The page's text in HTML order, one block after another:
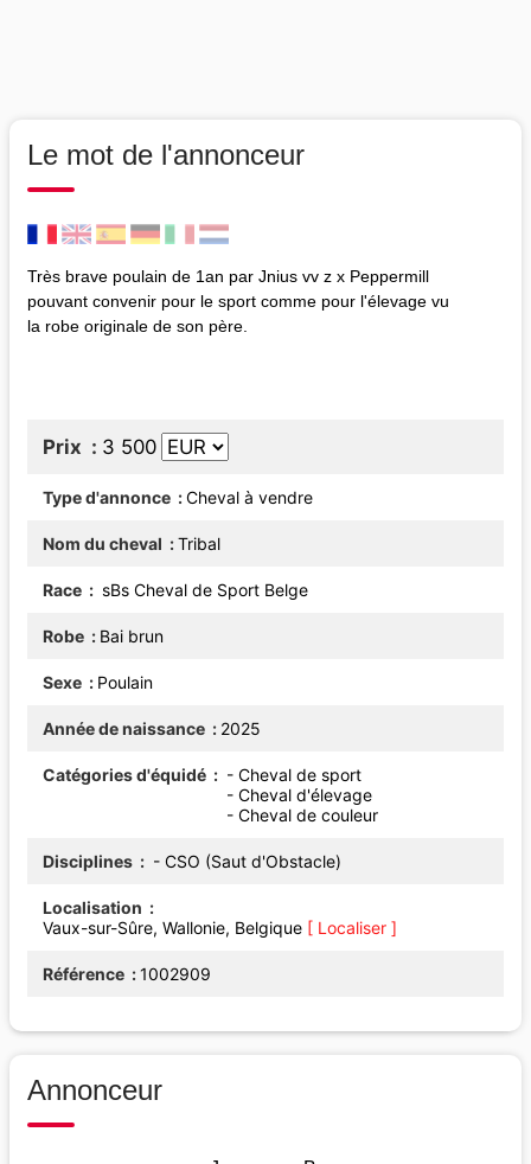
Le mot de l'annonceur
Très brave poulain de 1an par Jnius vv z x Peppermill
pouvant convenir pour le sport comme pour l'élevage vu
la robe originale de son père.
Prix 3 500
Type d'annonce Cheval à vendre
Nom du cheval Tribal
Race sBs Cheval de Sport Belge
Robe Bai brun
Sexe Poulain
Année de naissance 2025
Catégories d'équidé
- Cheval de sport
- Cheval d'élevage
- Cheval de couleur
Disciplines - CSO (Saut d'Obstacle)
Localisation
Vaux-sur-Sûre, Wallonie, Belgique [ Localiser ]
Référence 1002909
Annonceur